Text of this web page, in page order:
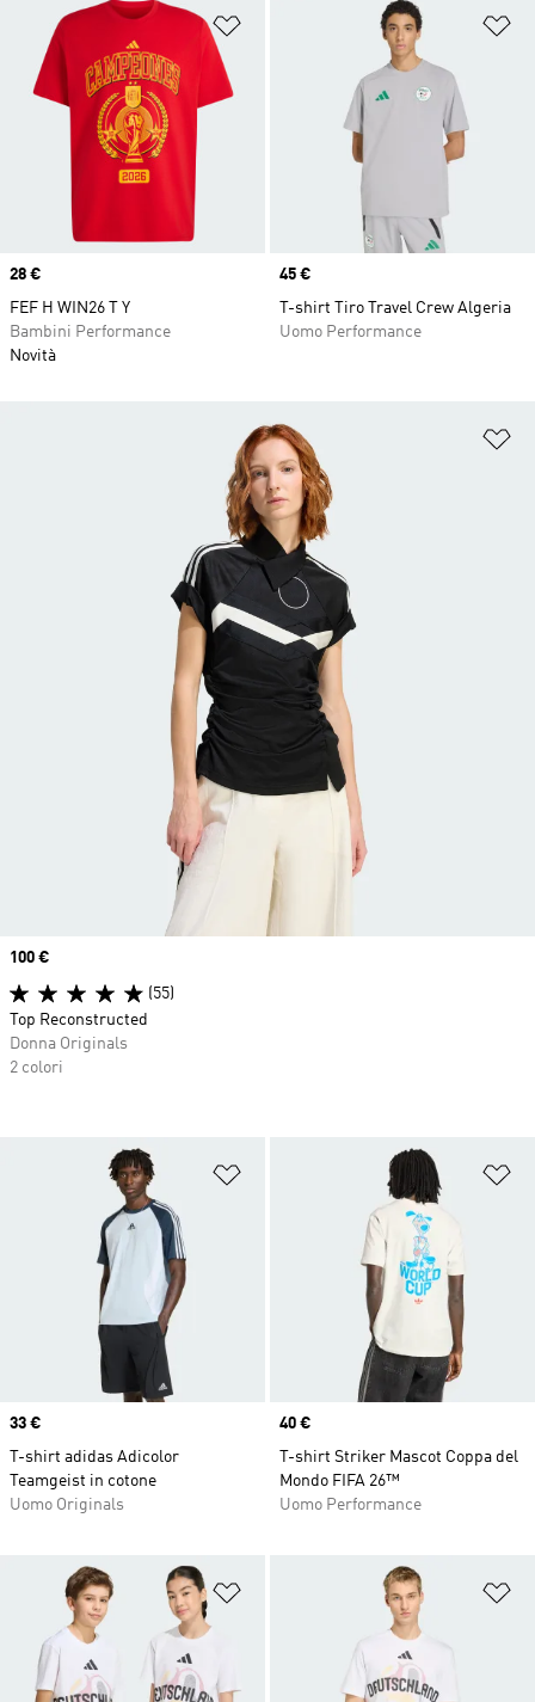
Aggiungi alla lista dei desideri
Price
28 €
FEF H WIN26 T Y
Bambini Performance
Novità
Price
45 €
T-shirt Tiro Travel Crew Algeria
Uomo Performance
Aggiungi alla lista dei desideri
Price
33 €
T-shirt adidas Adicolor
Teamgeist in cotone
Uomo Originals
Price
40 €
T-shirt Striker Mascot Coppa del
Mondo FIFA 26™
Uomo Performance
Aggiungi alla lista dei desideri
Price
100 €
(55)
Top Reconstructed
Donna Originals
2 colori